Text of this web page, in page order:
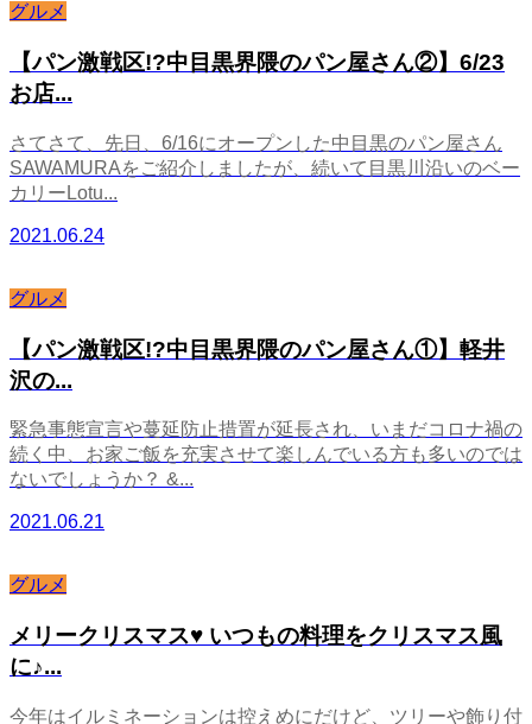
グルメ
【パン激戦区!?中目黒界隈のパン屋さん②】6/23
お店...
さてさて、先日、6/16にオープンした中目黒のパン屋さん
SAWAMURAをご紹介しましたが、続いて目黒川沿いのベー
カリーLotu...
2021.06.24
グルメ
【パン激戦区!?中目黒界隈のパン屋さん①】軽井
沢の...
緊急事態宣言や蔓延防止措置が延長され、いまだコロナ禍の
続く中、お家ご飯を充実させて楽しんでいる方も多いのでは
ないでしょうか？ &...
2021.06.21
グルメ
メリークリスマス♥ いつもの料理をクリスマス風
に♪...
今年はイルミネーションは控えめにだけど、ツリーや飾り付